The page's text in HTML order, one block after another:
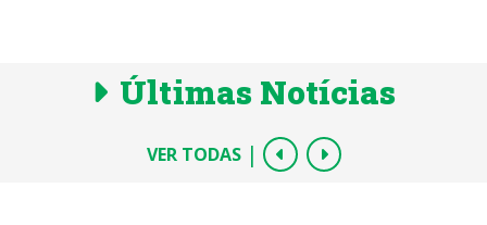
Últimas Notícias
VER TODAS |